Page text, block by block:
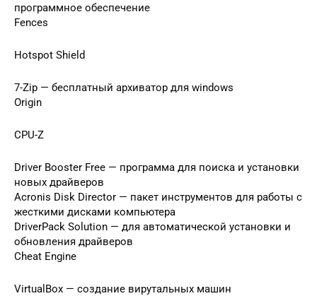
программное обеспечение
Fences
Hotspot Shield
7-Zip — бесплатный архиватор для windows
Origin
CPU-Z
Driver Booster Free — программа для поиска и установки
новых драйверов
Acronis Disk Director — пакет инструментов для работы с
жесткими дисками компьютера
DriverPack Solution — для автоматической установки и
обновления драйверов
Cheat Engine
VirtualBox — создание вирутальных машин